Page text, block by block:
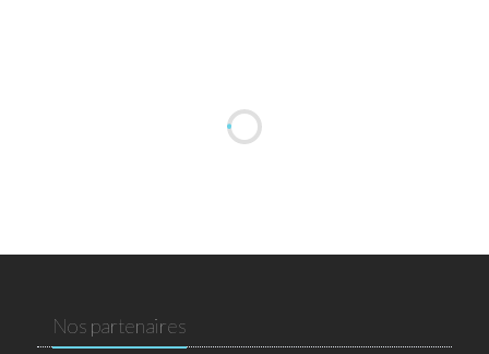
Nos partenaires